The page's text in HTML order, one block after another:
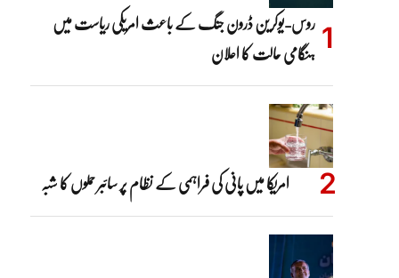
روس-یوکرین ڈرون جنگ کے باعث امریکی ریاست میں
ہنگامی حالت کا اعلان
امریکا میں پانی کی فراہمی کے نظام پر سائبر حملوں کا شبہ